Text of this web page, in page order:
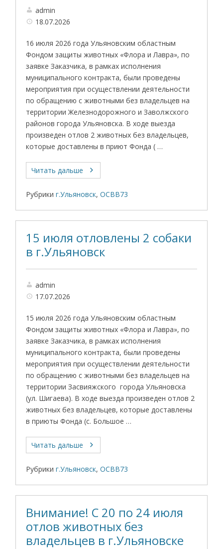
admin
18.07.2026
16 июля 2026 года Ульяновским областным
Фондом защиты животных «Флора и Лавра», по
заявке Заказчика, в рамках исполнения
муниципального контракта, были проведены
мероприятия при осуществлении деятельности
по обращению с животными без владельцев на
территории Железнодорожного и Заволжского
районов города Ульяновска. В ходе выезда
произведен отлов 2 животных без владельцев,
которые доставлены в приют Фонда ( …
Читать дальше
Рубрики г.Ульяновск,ОСВВ73
15 июля отловлены 2 собаки
в г.Ульяновск
admin
17.07.2026
15 июля 2026 года Ульяновским областным
Фондом защиты животных «Флора и Лавра», по
заявке Заказчика, в рамках исполнения
муниципального контракта, были проведены
мероприятия при осуществлении деятельности
по обращению с животными без владельцев на
территории Засвияжского города Ульяновска
(ул. Шигаева). В ходе выезда произведен отлов 2
животных без владельцев, которые доставлены
в приюты Фонда (с. Большое …
Читать дальше
Рубрики г.Ульяновск,ОСВВ73
Внимание! С 20 по 24 июля
отлов животных без
владельцев в г.Ульяновске